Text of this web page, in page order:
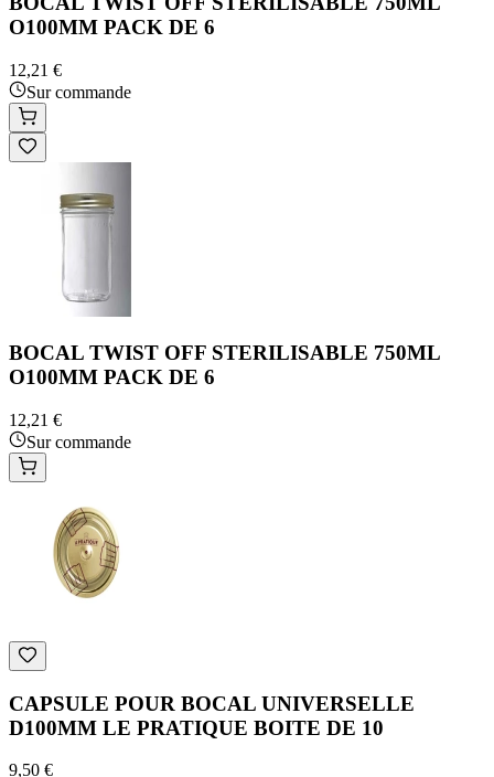
O100MM PACK DE 6
12,21 €
Sur commande
BOCAL TWIST OFF STERILISABLE 750ML
O100MM PACK DE 6
12,21 €
Sur commande
CAPSULE POUR BOCAL UNIVERSELLE
D100MM LE PRATIQUE BOITE DE 10
9,50 €